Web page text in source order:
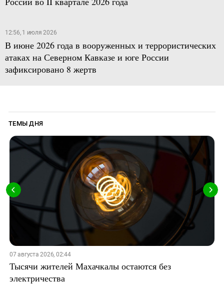
12:56, 1 июля 2026
В июне 2026 года в вооруженных и террористических
атаках на Северном Кавказе и юге России
зафиксировано 8 жертв
ТЕМЫ ДНЯ
07 августа 2026, 02:44
Тысячи жителей Махачкалы остаются без
электричества